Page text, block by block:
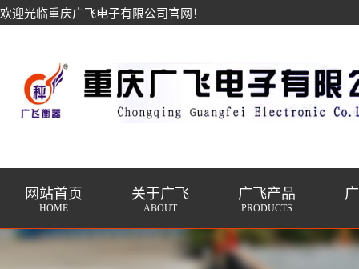
欢迎光临重庆广飞电子有限公司官网！
网站首页
HOME
关于广飞
ABOUT
广飞产品
PRODUCTS